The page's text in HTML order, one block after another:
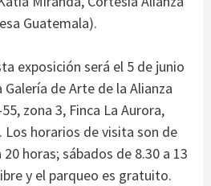
Guatemala).
exposición será el 5 de junio
Galería de Arte de la Alianza
zona 3, Finca La Aurora,
Los horarios de visita son de
horas; sábados de 8.30 a 13
y el parqueo es gratuito.